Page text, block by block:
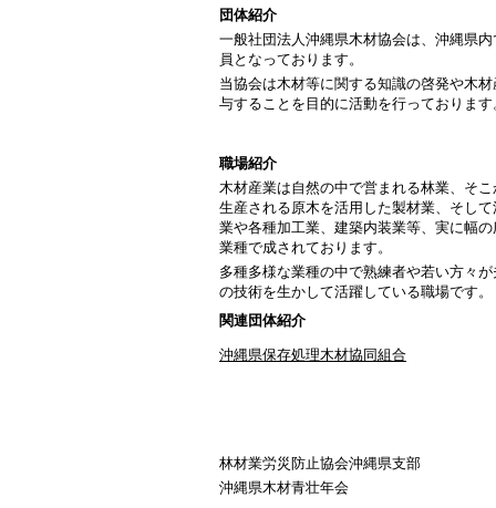
団体紹介
一般社団法人沖縄県木材協会は、沖縄県
員となっております。
当協会は木材等に関する知識の啓発や木
与することを目的に活動を行っております
職場紹介
木材産業は自然の中で営まれる林業、そこ
生産される原木を活用した製材業、そして
業や各種加工業、建築内装業等、実に幅の
業種で成されております。
多種多様な業種の中で熟練者や若い方々が
の技術を生かして活躍している職場です。
関連団体紹介
沖縄県保存処理木材協同組合
林材業労災防止協会沖縄県支部
沖縄県木材青壮年会